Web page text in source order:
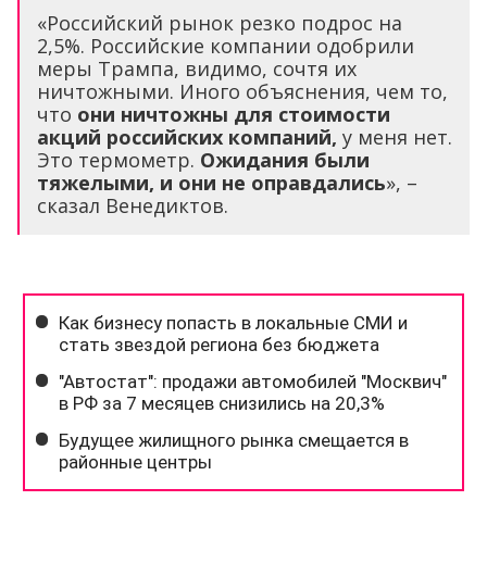
«Российский рынок резко подрос на
2,5%. Российские компании одобрили
меры Трампа, видимо, сочтя их
ничтожными. Иного объяснения, чем то,
что они ничтожны для стоимости
акций российских компаний, у меня нет.
Это термометр. Ожидания были
тяжелыми, и они не оправдались», –
сказал Венедиктов.